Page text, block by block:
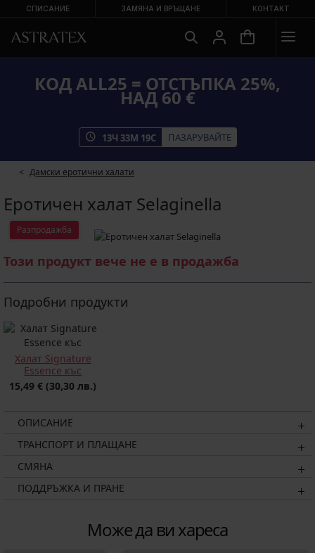
СПИСАНИЕ ЗАМЯНА И ВРЪЩАНЕ КОНТАКТ
КОД ALL25 = ОТСТЪПКА 25%,
НАД 60 €
13Ч 33М 19С ПАЗАРУВАЙТЕ
Дамски еротични халати
Еротичен халат Selaginella
Разпродажба
Този продукт вече не е в продажба
Подробни продукти
Халат Signature
Essence къс
15,49 € (30,30 лв.)
ОПИСАНИЕ
ТРАНСПОРТ И ПЛАЩАНЕ
СМЯНА
ПОДДРЪЖКА И ПРАНЕ
Може да ви хареса